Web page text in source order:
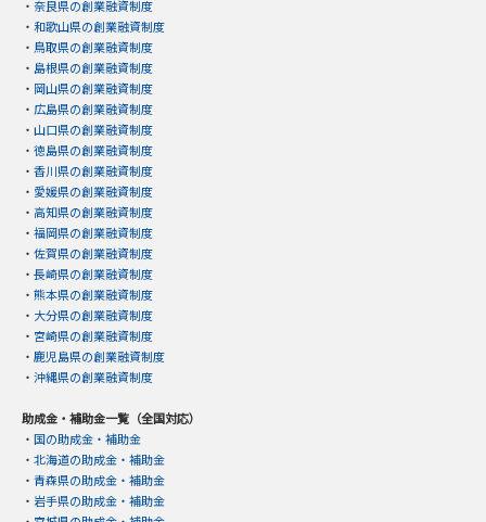
・ 奈良県の創業融資制度
・ 和歌山県の創業融資制度
・ 鳥取県の創業融資制度
・ 島根県の創業融資制度
・ 岡山県の創業融資制度
・ 広島県の創業融資制度
・ 山口県の創業融資制度
・ 徳島県の創業融資制度
・ 香川県の創業融資制度
・ 愛媛県の創業融資制度
・ 高知県の創業融資制度
・ 福岡県の創業融資制度
・ 佐賀県の創業融資制度
・ 長崎県の創業融資制度
・ 熊本県の創業融資制度
・ 大分県の創業融資制度
・ 宮崎県の創業融資制度
・ 鹿児島県の創業融資制度
・ 沖縄県の創業融資制度
助成金・補助金一覧（全国対応）
・ 国の助成金・補助金
・ 北海道の助成金・補助金
・ 青森県の助成金・補助金
・ 岩手県の助成金・補助金